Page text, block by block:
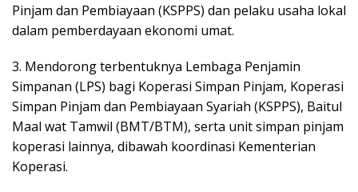
Pinjam dan Pembiayaan (KSPPS) dan pelaku usaha lokal
dalam pemberdayaan ekonomi umat.
3. Mendorong terbentuknya Lembaga Penjamin
Simpanan (LPS) bagi Koperasi Simpan Pinjam, Koperasi
Simpan Pinjam dan Pembiayaan Syariah (KSPPS), Baitul
Maal wat Tamwil (BMT/BTM), serta unit simpan pinjam
koperasi lainnya, dibawah koordinasi Kementerian
Koperasi.